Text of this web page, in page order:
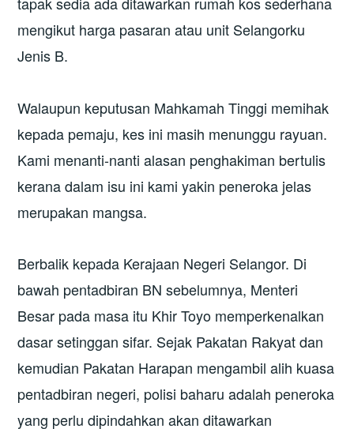
mengikut harga pasaran atau unit Selangorku
Jenis B.
Walaupun keputusan Mahkamah Tinggi memihak
kepada pemaju, kes ini masih menunggu rayuan.
Kami menanti-nanti alasan penghakiman bertulis
kerana dalam isu ini kami yakin peneroka jelas
merupakan mangsa.
Berbalik kepada Kerajaan Negeri Selangor. Di
bawah pentadbiran BN sebelumnya, Menteri
Besar pada masa itu Khir Toyo memperkenalkan
dasar setinggan sifar. Sejak Pakatan Rakyat dan
kemudian Pakatan Harapan mengambil alih kuasa
pentadbiran negeri, polisi baharu adalah peneroka
yang perlu dipindahkan akan ditawarkan